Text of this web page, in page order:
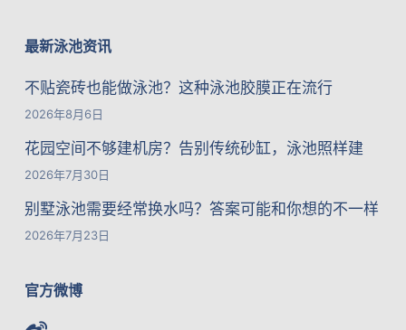
最新泳池资讯
不贴瓷砖也能做泳池？这种泳池胶膜正在流行
2026年8月6日
花园空间不够建机房？告别传统砂缸，泳池照样建
2026年7月30日
别墅泳池需要经常换水吗？答案可能和你想的不一样
2026年7月23日
官方微博